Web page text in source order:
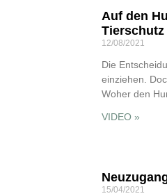
Auf den
12/08/2021
Die
einziehen.
Woher den
VIDEO »
15/04/2021